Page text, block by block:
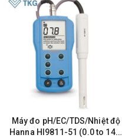
Máy đo pH/EC/TDS/Nhiệt độ
Hanna HI9811-51 (0.0 to 14.0